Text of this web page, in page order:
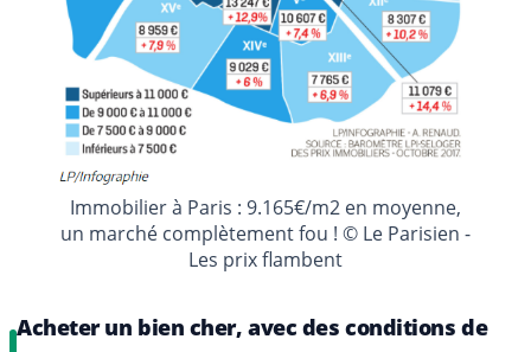
Immobilier à Paris : 9.165€/m2 en moyenne,
un marché complètement fou ! © Le Parisien -
Les prix flambent
Acheter un bien cher, avec des conditions de